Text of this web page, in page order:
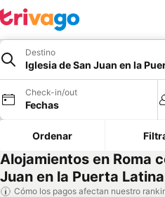
Destino
Iglesia de San Juan en la
Check-in/out
Fechas
Ordenar
Alojamientos en Roma
Juan en la Puerta
Cómo los pagos afectan nuestro